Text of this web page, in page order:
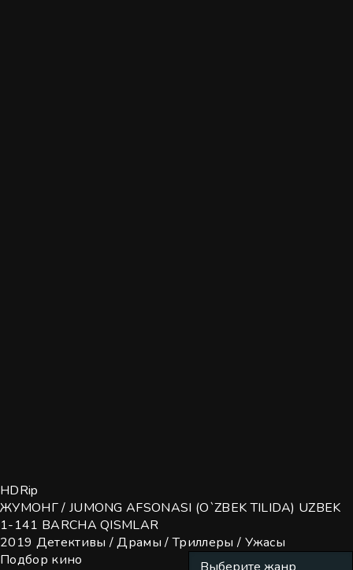
HDRip
ЖУМОНГ / JUMONG AFSONASI (O`ZBEK TILIDA) UZBEK
1-141 BARCHA QISMLAR
2019 Детективы / Драмы / Триллеры / Ужасы
Подбор кино